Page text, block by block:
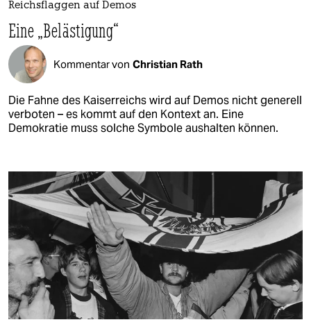
Reichsflaggen auf Demos
Eine „Belästigung“
Kommentar von Christian Rath
Die Fahne des Kaiserreichs wird auf Demos nicht generell
verboten – es kommt auf den Kontext an. Eine
Demokratie muss solche Symbole aushalten können.